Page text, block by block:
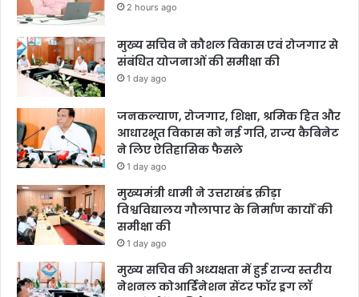
2 hours ago
मुख्य सचिव ने कौशल विकास एवं रोजगार से
संबंधित योजनाओं की समीक्षा की
1 day ago
जनकल्याण, रोजगार, शिक्षा, श्रमिक हित और
आधारभूत विकास को नई गति, राज्य कैबिनेट
ने लिए ऐतिहासिक फैसले
1 day ago
मुख्यमंत्री धामी ने उत्तराखंड क्रीड़ा
विश्वविद्यालय गौलापार के निर्माण कार्यों की
समीक्षा की
1 day ago
मुख्य सचिव की अध्यक्षता में हुई राज्य स्तरीय
नेशनल कोआर्डिनेशन सेंटर फॉर ड्रग लॉ